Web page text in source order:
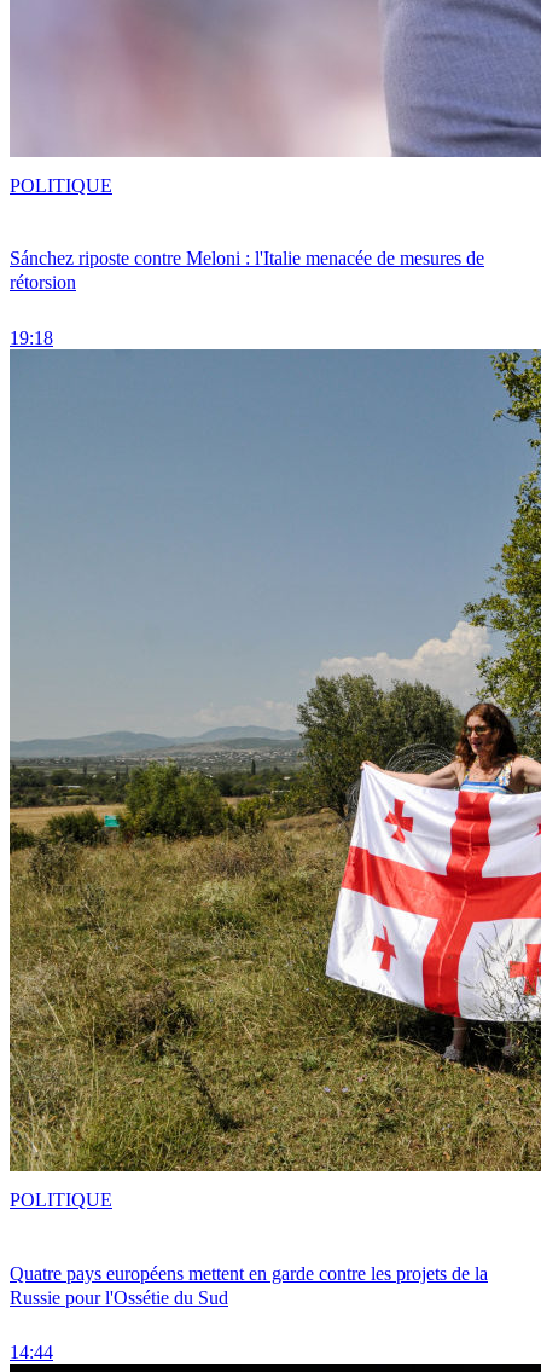
Sánchez riposte contre Meloni : l'Italie menacée de mesures de
rétorsion
19:18
POLITIQUE
Quatre pays européens mettent en garde contre les projets de la
Russie pour l'Ossétie du Sud
14:44
POLITIQUE